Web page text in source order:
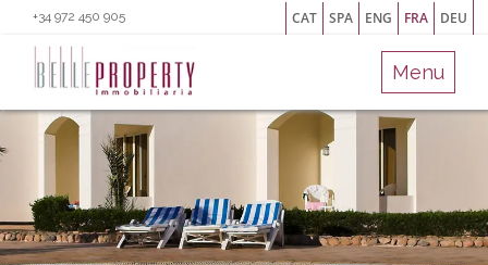
CAT SPA ENG FRA DEU
+34 972 450 905
Menu